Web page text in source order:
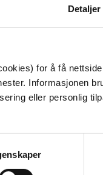
Detaljer
for å få
Informasjonen
eller personlig